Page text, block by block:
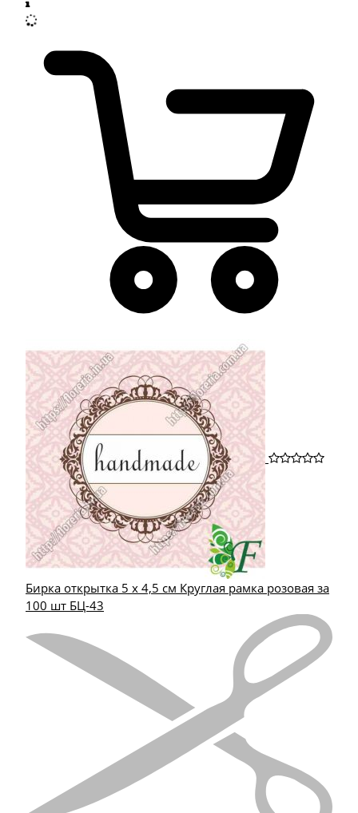
Бирка открытка 5 х 4,5 см Круглая рамка розовая за
100 шт БЦ-43